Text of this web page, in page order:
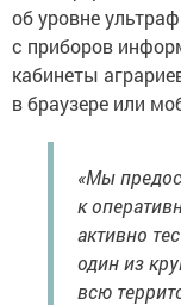
об уровне
с приборов
кабинеты
в браузере или
«Мы
к
активно
один из
всю